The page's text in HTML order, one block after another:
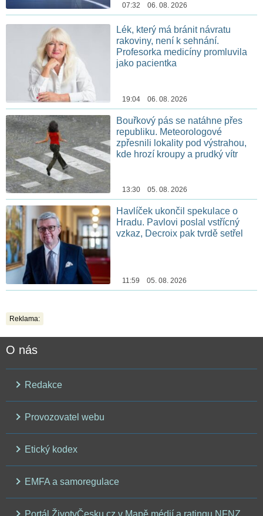
07:32 06. 08. 2026
Lék, který má bránit návratu
rakoviny, není k sehnání.
Profesorka medicíny promluvila
jako pacientka
19:04 06. 08. 2026
Bouřkový pás se natáhne přes
republiku. Meteorologové
zpřesnili lokality pod výstrahou,
kde hrozí kroupy a prudký vítr
13:30 05. 08. 2026
Havlíček ukončil spekulace o
Hradu. Pavlovi poslal vstřícný
vzkaz, Decroix pak tvrdě setřel
11:59 05. 08. 2026
Reklama:
O nás
Redakce
Provozovatel webu
Etický kodex
EMFA a samoregulace